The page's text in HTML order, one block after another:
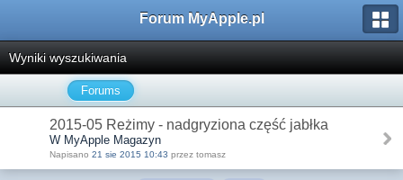
Forum MyApple.pl
Wyniki wyszukiwania
Forums
2015-05 Reżimy - nadgryziona część jabłka
W MyApple Magazyn
Napisano 21 sie 2015 10:43 przez tomasz